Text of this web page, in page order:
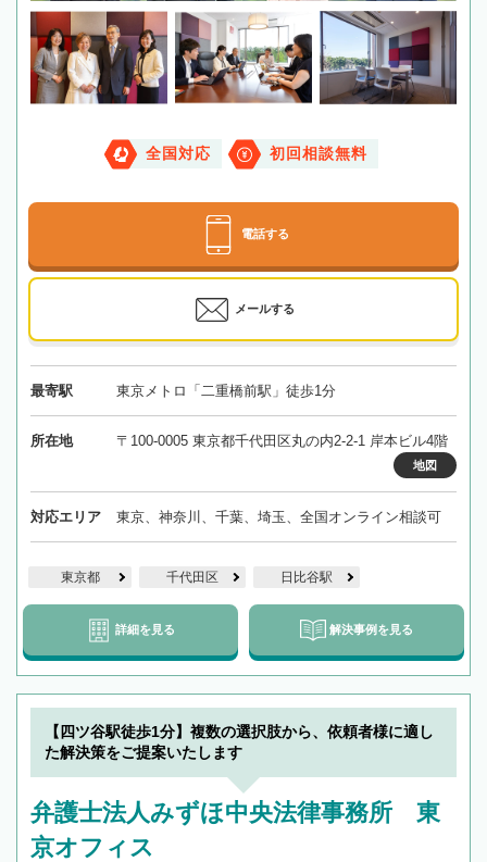
全国対応 初回相談無料
電話する
メールする
最寄駅 東京メトロ「二重橋前駅」徒歩1分
所在地 〒100-0005 東京都千代田区丸の内2-2-1 岸本ビル4階
地図
対応エリア 東京、神奈川、千葉、埼玉、全国オンライン相談可
東京都 千代田区 日比谷駅
詳細を見る 解決事例を見る
【四ツ谷駅徒歩1分】複数の選択肢から、依頼者様に適し
た解決策をご提案いたします
弁護士法人みずほ中央法律事務所 東
京オフィス